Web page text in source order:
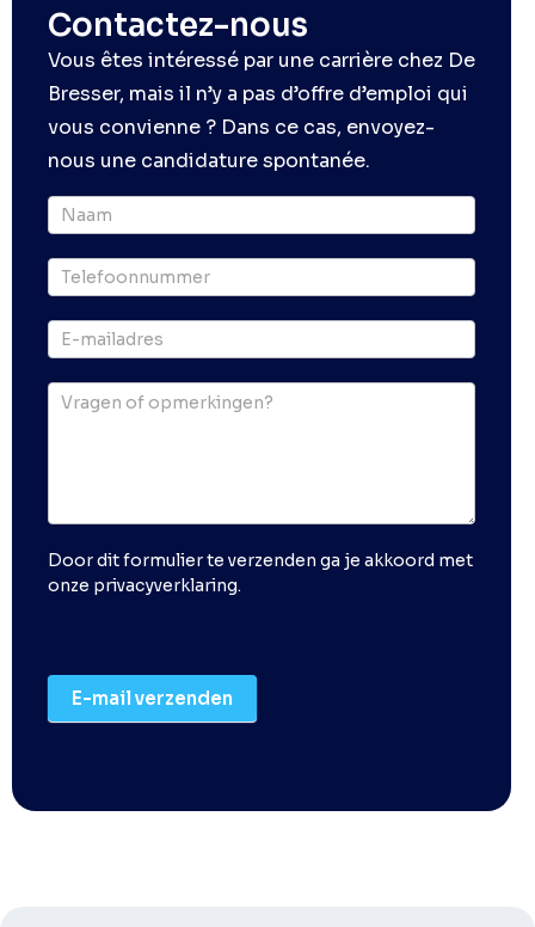
Contactez-nous
Vous êtes intéressé par une carrière chez De
Bresser, mais il n’y a pas d’offre d’emploi qui
vous convienne ? Dans ce cas, envoyez-
nous une candidature spontanée.
Offerte
particulier
Door dit formulier te verzenden ga je akkoord met
onze privacyverklaring.
E-mail verzenden